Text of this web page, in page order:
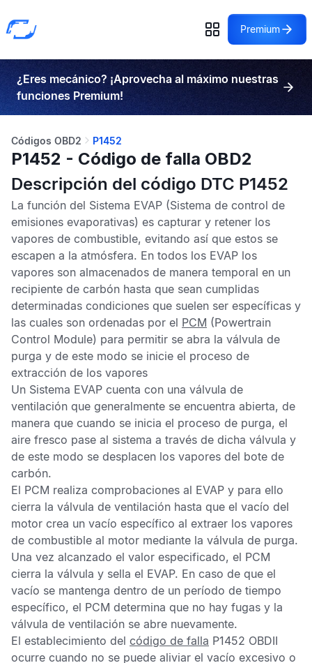
Premium
¿Eres mecánico? ¡Aprovecha al máximo nuestras
funciones Premium!
Códigos OBD2 P1452
P1452 - Código de falla OBD2
Descripción del código DTC P1452
La función del Sistema EVAP (Sistema de control de
emisiones evaporativas) es capturar y retener los
vapores de combustible, evitando así que estos se
escapen a la atmósfera. En todos los EVAP los
vapores son almacenados de manera temporal en un
recipiente de carbón hasta que sean cumplidas
determinadas condiciones que suelen ser específicas y
las cuales son ordenadas por el PCM (Powertrain
Control Module) para permitir se abra la válvula de
purga y de este modo se inicie el proceso de
extracción de los vapores
Un Sistema EVAP cuenta con una válvula de
ventilación que generalmente se encuentra abierta, de
manera que cuando se inicia el proceso de purga, el
aire fresco pase al sistema a través de dicha válvula y
de este modo se desplacen los vapores del bote de
carbón.
El PCM realiza comprobaciones al EVAP y para ello
cierra la válvula de ventilación hasta que el vacío del
motor crea un vacío específico al extraer los vapores
de combustible al motor mediante la válvula de purga.
Una vez alcanzado el valor especificado, el PCM
cierra la válvula y sella el EVAP. En caso de que el
vacío se mantenga dentro de un período de tiempo
específico, el PCM determina que no hay fugas y la
válvula de ventilación se abre nuevamente.
El establecimiento del código de falla P1452 OBDII
ocurre cuando no se puede aliviar el vacío excesivo o